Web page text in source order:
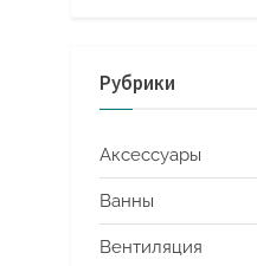
Рубрики
Аксессуары
Ванны
Вентиляция